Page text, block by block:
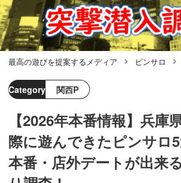
最高の遊びを提案するメディア ピンサロ
Category 関西P
【2026年本番情報】兵庫
際に遊んできたピンサロ
本番・店外デートが出来